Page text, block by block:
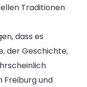
Traditionen
dass es
der Geschichte,
Freiburg und